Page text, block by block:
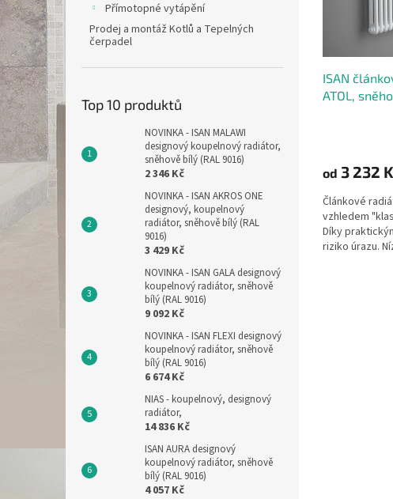
Přímotopné vytápění
Prodej a montáž Kotlů a Tepelných
čerpadel
Top 10 produktů
NOVINKA - ISAN MALAWI
designový koupelnový radiátor,
sněhově bílý (RAL 9016)
2 346 Kč
NOVINKA - ISAN AKROS ONE
designový, koupelnový
radiátor, sněhově bílý (RAL
9016)
3 429 Kč
NOVINKA - ISAN GALA designový
koupelnový radiátor, sněhově
bílý (RAL 9016)
9 092 Kč
NOVINKA - ISAN FLEXI designový
koupelnový radiátor, sněhově
bílý (RAL 9016)
6 674 Kč
NIAS - koupelnový, designový
radiátor,
14 836 Kč
ISAN AURA designový
koupelnový radiátor, sněhově
bílý (RAL 9016)
4 057 Kč
ISAN
ATOL,
je
z
5
hvězdiček.
od 3 232
Článkové
vzhledem
Díky
riziko úrazu.